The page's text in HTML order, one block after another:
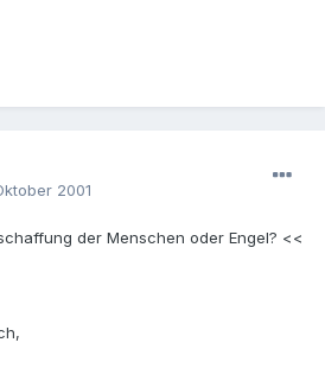
2001
der Menschen oder Engel? <<